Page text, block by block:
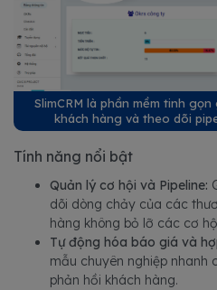
SlimCRM là phần mềm tinh
khách hàng và theo dõi
Tính năng nổi bật
Quản lý cơ hội và Pipeline:
dõi dòng chảy của các
hàng không bỏ lỡ các cơ
Tự động hóa báo giá và
mẫu chuyên nghiệp nhanh
phản hồi khách hàng.